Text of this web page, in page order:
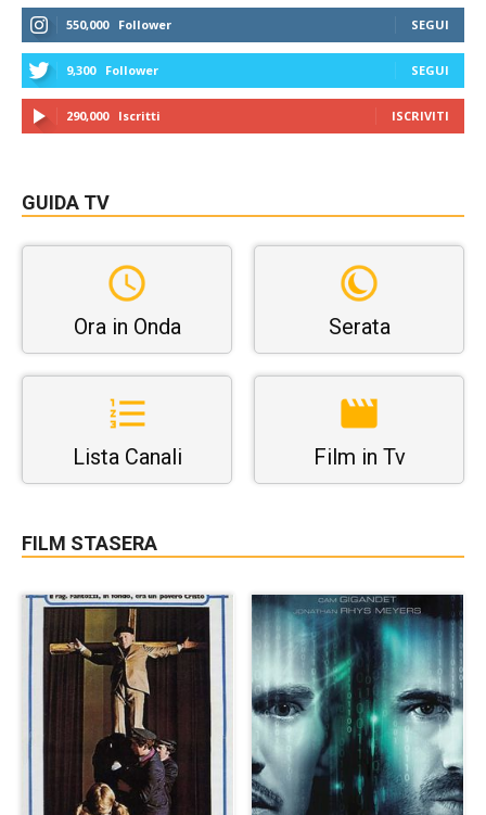
550,000 Follower SEGUI
9,300 Follower SEGUI
290,000 Iscritti ISCRIVITI
GUIDA TV
Ora in Onda Serata
Lista Canali Film in Tv
FILM STASERA